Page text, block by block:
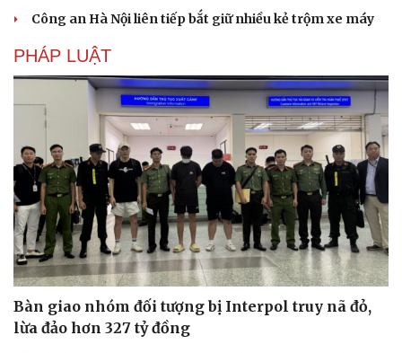
Công an Hà Nội liên tiếp bắt giữ nhiều kẻ trộm xe máy
PHÁP LUẬT
Bàn giao nhóm đối tượng bị Interpol truy nã đỏ,
lừa đảo hơn 327 tỷ đồng